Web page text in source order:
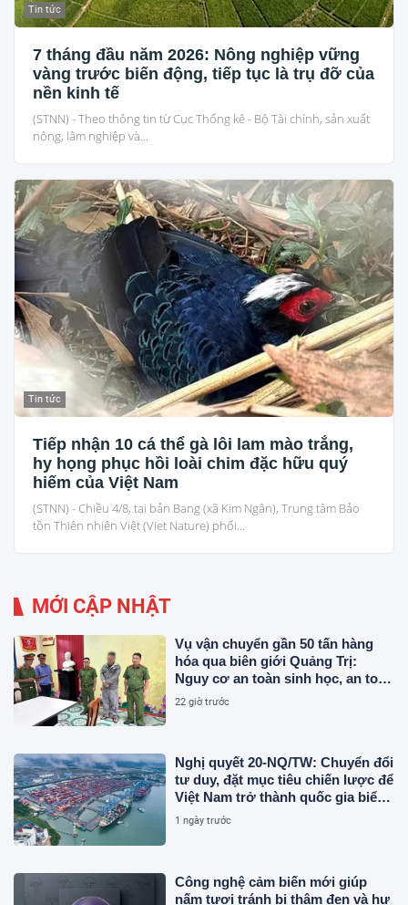
Tin tức
7 tháng đầu năm 2026: Nông nghiệp vững
vàng trước biến động, tiếp tục là trụ đỡ của
nền kinh tế
(STNN) - Theo thông tin từ Cục Thống kê - Bộ Tài chính, sản xuất
nông, lâm nghiệp và...
Tin tức
Tiếp nhận 10 cá thể gà lôi lam mào trắng,
hy họng phục hồi loài chim đặc hữu quý
hiếm của Việt Nam
(STNN) - Chiều 4/8, tại bản Bang (xã Kim Ngân), Trung tâm Bảo
tồn Thiên nhiên Việt (Viet Nature) phối...
MỚI CẬP NHẬT
Vụ vận chuyển gần 50 tấn hàng
hóa qua biên giới Quảng Trị:
Nguy cơ an toàn sinh học, an toàn
thực phẩm từ sản phẩm động vật
22 giờ trước
Nghị quyết 20-NQ/TW: Chuyển đổi
tư duy, đặt mục tiêu chiến lược để
Việt Nam trở thành quốc gia biển
mạnh
1 ngày trước
Công nghệ cảm biến mới giúp
nấm tươi tránh bị thâm đen và hư